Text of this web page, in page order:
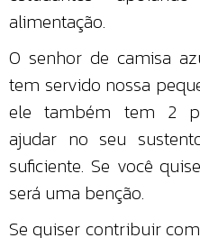
alimentação.
O senhor de camisa
tem servido nossa
ele também tem 2
ajudar no seu
suficiente. Se você
será uma benção.
Se quiser contribuir